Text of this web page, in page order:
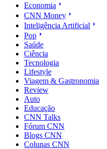
Economia
CNN Money
Inteligência Artificial
Pop
Saúde
Ciência
Tecnologia
Lifestyle
Viagem & Gastronomia
Review
Auto
Educação
CNN Talks
Fórum CNN
Blogs CNN
Colunas CNN